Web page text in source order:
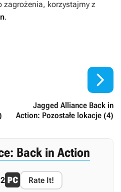
zagrożenia, korzystajmy z
.
Jagged Alliance Back in
Action: Pozostałe lokacje (4)

Back in Action
Rate It!